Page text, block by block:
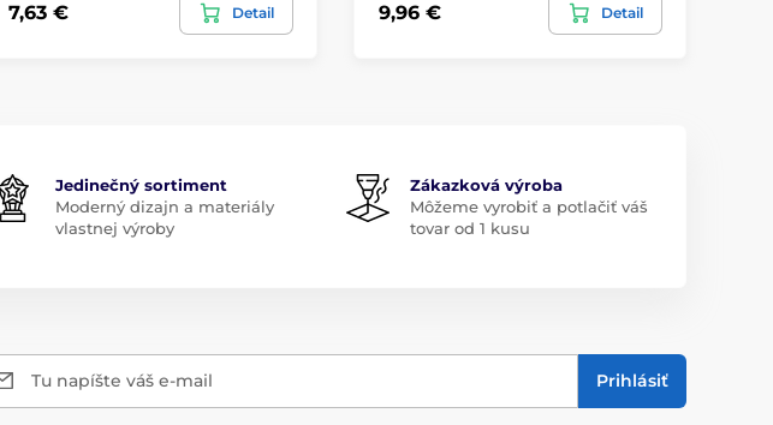
7,63 € Detail 9,96 € Detail
Jedinečný sortiment
Moderný dizajn a materiály
vlastnej výroby
Zákazková výroba
Môžeme vyrobiť a potlačiť váš
tovar od 1 kusu
Tu napíšte váš e-mail Prihlásiť